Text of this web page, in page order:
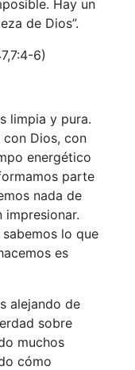
Hay un
de Dios”.
6)
limpia y pura.
Dios, con
energético
parte
nada de
impresionar.
lo que
es
alejando de
sobre
muchos
cómo